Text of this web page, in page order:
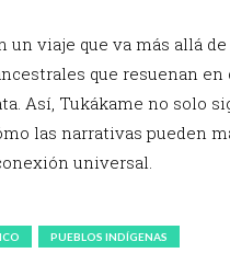
viaje que va más allá
que resuenan
Así, Tukákame no solo
las narrativas pueden
universal.
PUEBLOS INDÍGENAS